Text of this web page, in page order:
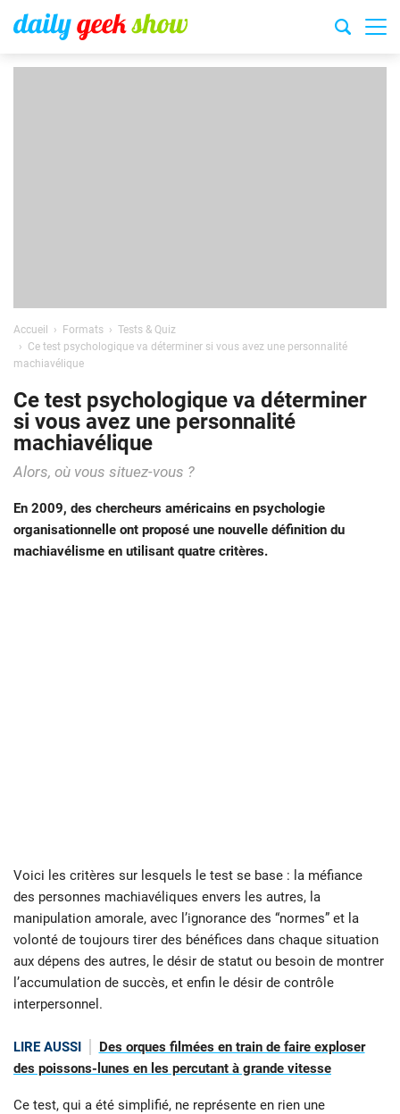
Accueil Formats
Tests & Quiz
Ce test psychologique va déterminer si vous avez une personnalité
machiavélique
Ce test psychologique va déterminer
si vous avez une personnalité
machiavélique
Alors, où vous situez-vous ?
En 2009, des chercheurs américains en psychologie
organisationnelle ont proposé une nouvelle définition du
machiavélisme en utilisant quatre critères.
Voici les critères sur lesquels le test se base : la méfiance
des personnes machiavéliques envers les autres, la
manipulation amorale, avec l’ignorance des “normes” et la
volonté de toujours tirer des bénéfices dans chaque situation
aux dépens des autres, le désir de statut ou besoin de montrer
l’accumulation de succès, et enfin le désir de contrôle
interpersonnel.
LIRE AUSSI
Des orques filmées en train de faire exploser
des poissons-lunes en les percutant à grande vitesse
Ce test, qui a été simplifié, ne représente en rien une